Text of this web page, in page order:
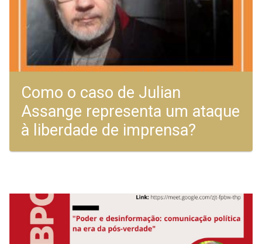
Como o caso de Julian
Assange representa um ataque
à liberdade de imprensa?